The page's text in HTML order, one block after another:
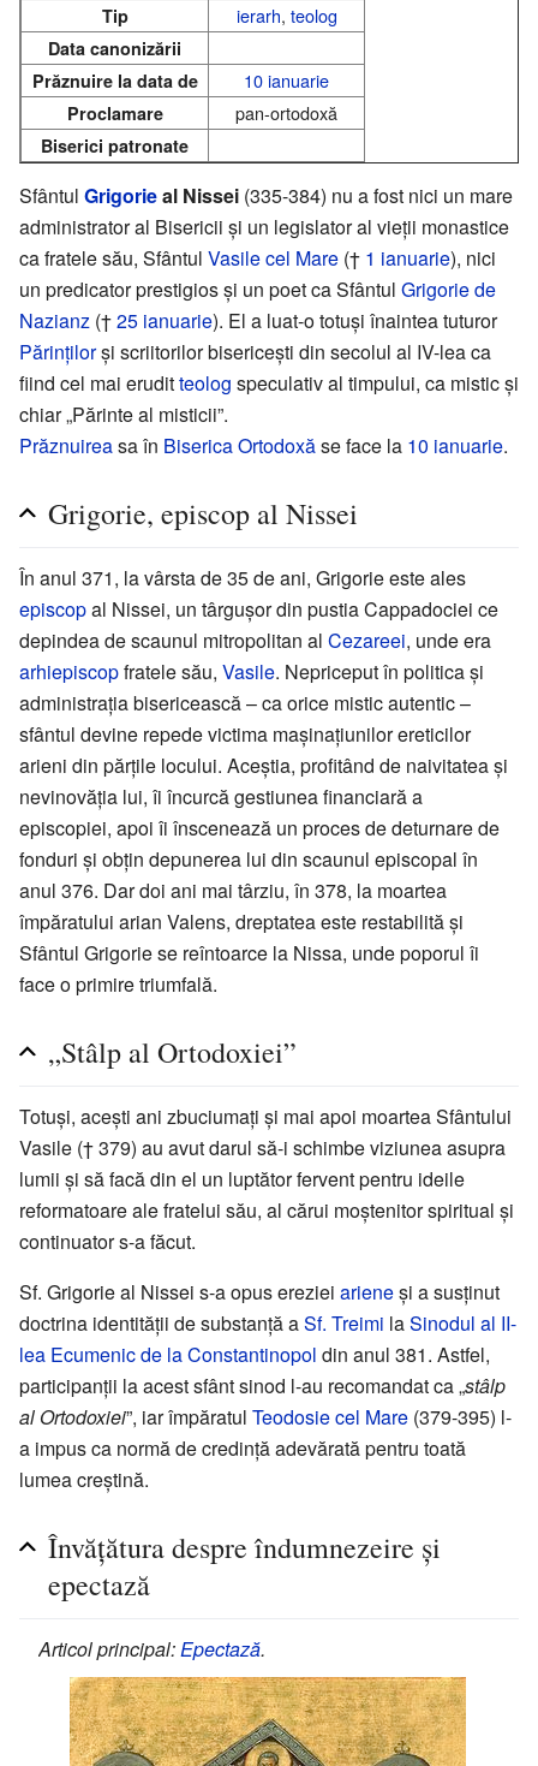
Tip ierarh, teolog
Data canonizării
Prăznuire la data de
10 ianuarie
Proclamare pan-ortodoxă
Biserici patronate
Sfântul Grigorieal Nissei (335-384) nu a fost nici un mare
administrator al Bisericii și un legislator al vieții monastice
ca fratele său, Sfântul Vasile cel Mare († 1 ianuarie), nici
un predicator prestigios și un poet ca Sfântul Grigorie de
Nazianz (†25 ianuarie). El a luat-o totuși înaintea tuturor
Părințilorși scriitorilor bisericești din secolul al IV-lea ca
fiind cel mai eruditteolog speculativ al timpului, ca mistic și
chiar „Părinte al misticii”.
Prăznuireasa în Biserica Ortodoxăse face la 10 ianuarie.
Grigorie, episcop al Nissei
În anul 371, la vârsta de 35 de ani, Grigorie este ales
episcopal Nissei, un târgușor din pustia Cappadociei ce
depindea de scaunul mitropolitan al Cezareei, unde era
arhiepiscopfratele său, Vasile. Nepriceput în politica și
administrația bisericească – ca orice mistic autentic –
sfântul devine repede victima mașinațiunilor ereticilor
arieni din părțile locului. Aceștia, profitând de naivitatea și
nevinovăția lui, îi încurcă gestiunea financiară a
episcopiei, apoi îi înscenează un proces de deturnare de
fonduri și obțin depunerea lui din scaunul episcopal în
anul 376. Dar doi ani mai târziu, în 378, la moartea
împăratului arian Valens, dreptatea este restabilită și
Sfântul Grigorie se reîntoarce la Nissa, unde poporul îi
face o primire triumfală.
„Stâlp al Ortodoxiei”
Totuși, acești ani zbuciumați și mai apoi moartea Sfântului
Vasile († 379) au avut darul să-i schimbe viziunea asupra
lumii și să facă din el un luptător fervent pentru ideile
reformatoare ale fratelui său, al cărui moștenitor spiritual și
continuator s-a făcut.
Sf. Grigorie al Nissei s-a opus ereziei arieneși a susținut
doctrina identității de substanță aSf. Treimi laSinodul al II-
lea Ecumenic de la Constantinopol din anul 381. Astfel,
participanții la acest sfânt sinod l-au recomandat ca „stâlp
al Ortodoxiei”, iar împăratul Teodosie cel Mare (379-395) l-
a impus ca normă de credință adevărată pentru toată
lumea creștină.
Învățătura despre îndumnezeire și
epectază
Articol principal:Epectază.